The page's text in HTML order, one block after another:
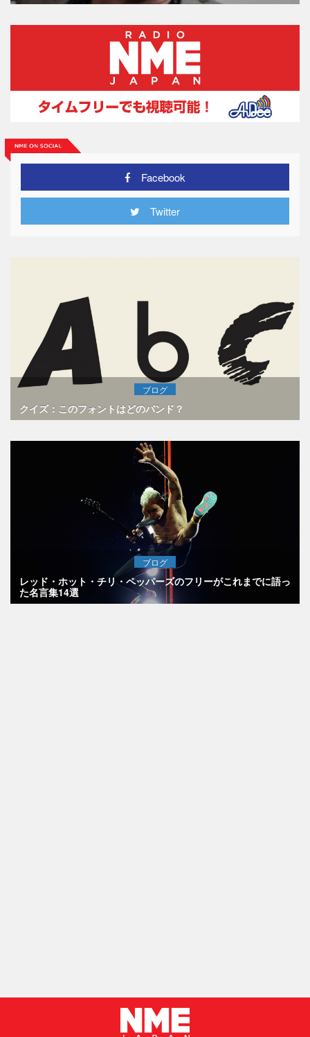
Facebook
Twitter
ブログ
クイズ：このフォントはどのバンド？
ブログ
レッド・ホット・チリ・ペッパーズのフリーがこれまでに語っ
た名言集14選